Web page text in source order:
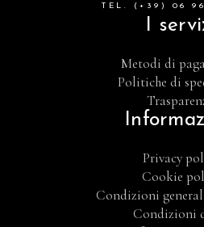
TEL. (+39) 06
I
Metodi di
Politiche di
Privacy
Cookie
Condizioni
Condizioni